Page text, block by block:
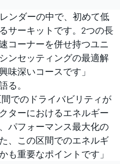
ンダーの中で、初めて低
サーキットです。2つの長
コーナーを併せ持つユニ
ンセッティングの最適解
味深いコースです」
る。
間でのドライバビリティが
ターにおけるエネルギー
パフォーマンス最大化の
、この区間でのエネルギ
も重要なポイントです」